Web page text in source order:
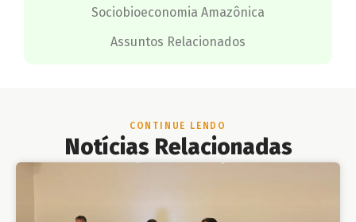
Sociobioeconomia Amazônica
Assuntos Relacionados
CONTINUE LENDO
Notícias Relacionadas